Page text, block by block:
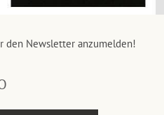
den Newsletter anzumelden!